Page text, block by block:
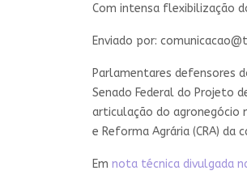
Com intensa flexibilização
Enviado por:
Parlamentares defensores
Senado Federal do Projeto
articulação do agronegócio
e Reforma Agrária (CRA) da
Em nota técnica divulgada